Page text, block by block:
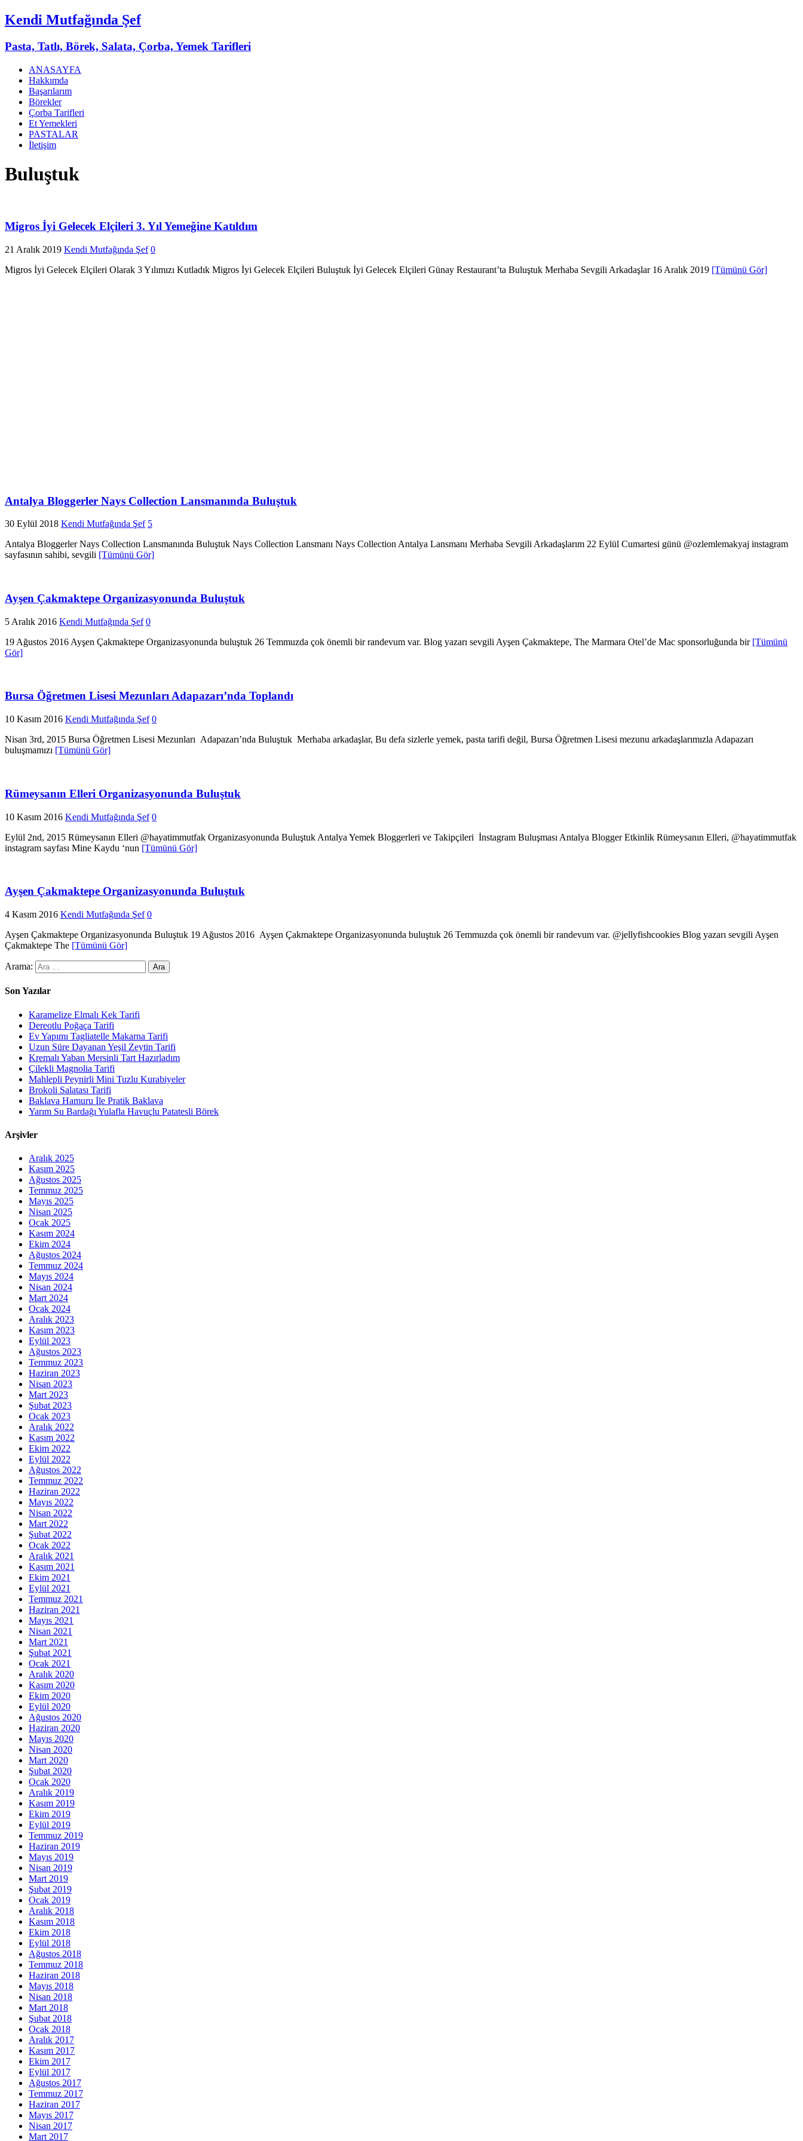
Kendi Mutfağında Şef
Pasta, Tatlı, Börek, Salata, Çorba, Yemek Tarifleri
ANASAYFA
Hakkımda
Başarılarım
Börekler
Çorba Tarifleri
Et Yemekleri
PASTALAR
İletişim
Buluştuk
Migros İyi Gelecek Elçileri 3. Yıl Yemeğine Katıldım
21 Aralık 2019 Kendi Mutfağında Şef 0
Migros İyi Gelecek Elçileri Olarak 3 Yılımızı Kutladık Migros İyi Gelecek Elçileri Buluştuk İyi Gelecek Elçileri Günay Restaurant’ta Buluştuk Merhaba Sevgili Arkadaşlar 16 Aralık 2019 [Tümünü Gör]
Antalya Bloggerler Nays Collection Lansmanında Buluştuk
30 Eylül 2018 Kendi Mutfağında Şef 5
Antalya Bloggerler Nays Collection Lansmanında Buluştuk Nays Collection Lansmanı Nays Collection Antalya Lansmanı Merhaba Sevgili Arkadaşlarım 22 Eylül Cumartesi günü @ozlemlemakyaj instagram
sayfasının sahibi, sevgili [Tümünü Gör]
Ayşen Çakmaktepe Organizasyonunda Buluştuk
5 Aralık 2016 Kendi Mutfağında Şef 0
19 Ağustos 2016 Ayşen Çakmaktepe Organizasyonunda buluştuk 26 Temmuzda çok önemli bir randevum var. Blog yazarı sevgili Ayşen Çakmaktepe, The Marmara Otel’de Mac sponsorluğunda bir [Tümünü
Gör]
Bursa Öğretmen Lisesi Mezunları Adapazarı’nda Toplandı
10 Kasım 2016 Kendi Mutfağında Şef 0
Nisan 3rd, 2015 Bursa Öğretmen Lisesi Mezunları Adapazarı’nda Buluştuk Merhaba arkadaşlar, Bu defa sizlerle yemek, pasta tarifi değil, Bursa Öğretmen Lisesi mezunu arkadaşlarımızla Adapazarı
buluşmamızı [Tümünü Gör]
Rümeysanın Elleri Organizasyonunda Buluştuk
10 Kasım 2016 Kendi Mutfağında Şef 0
Eylül 2nd, 2015 Rümeysanın Elleri @hayatimmutfak Organizasyonunda Buluştuk Antalya Yemek Bloggerleri ve Takipçileri İnstagram Buluşması Antalya Blogger Etkinlik Rümeysanın Elleri, @hayatimmutfak
instagram sayfası Mine Kaydu ‘nun [Tümünü Gör]
Ayşen Çakmaktepe Organizasyonunda Buluştuk
4 Kasım 2016 Kendi Mutfağında Şef 0
Ayşen Çakmaktepe Organizasyonunda Buluştuk 19 Ağustos 2016 Ayşen Çakmaktepe Organizasyonunda buluştuk 26 Temmuzda çok önemli bir randevum var. @jellyfishcookies Blog yazarı sevgili Ayşen
Çakmaktepe The [Tümünü Gör]
Arama:
Son Yazılar
Karamelize Elmalı Kek Tarifi
Dereotlu Poğaça Tarifi
Ev Yapımı Tagliatelle Makarna Tarifi
Uzun Süre Dayanan Yeşil Zeytin Tarifi
Kremalı Yaban Mersinli Tart Hazırladım
Çilekli Magnolia Tarifi
Mahlepli Peynirli Mini Tuzlu Kurabiyeler
Brokoli Salatası Tarifi
Baklava Hamuru İle Pratik Baklava
Yarım Su Bardağı Yulafla Havuçlu Patatesli Börek
Arşivler
Aralık 2025
Kasım 2025
Ağustos 2025
Temmuz 2025
Mayıs 2025
Nisan 2025
Ocak 2025
Kasım 2024
Ekim 2024
Ağustos 2024
Temmuz 2024
Mayıs 2024
Nisan 2024
Mart 2024
Ocak 2024
Aralık 2023
Kasım 2023
Eylül 2023
Ağustos 2023
Temmuz 2023
Haziran 2023
Nisan 2023
Mart 2023
Şubat 2023
Ocak 2023
Aralık 2022
Kasım 2022
Ekim 2022
Eylül 2022
Ağustos 2022
Temmuz 2022
Haziran 2022
Mayıs 2022
Nisan 2022
Mart 2022
Şubat 2022
Ocak 2022
Aralık 2021
Kasım 2021
Ekim 2021
Eylül 2021
Temmuz 2021
Haziran 2021
Mayıs 2021
Nisan 2021
Mart 2021
Şubat 2021
Ocak 2021
Aralık 2020
Kasım 2020
Ekim 2020
Eylül 2020
Ağustos 2020
Haziran 2020
Mayıs 2020
Nisan 2020
Mart 2020
Şubat 2020
Ocak 2020
Aralık 2019
Kasım 2019
Ekim 2019
Eylül 2019
Temmuz 2019
Haziran 2019
Mayıs 2019
Nisan 2019
Mart 2019
Şubat 2019
Ocak 2019
Aralık 2018
Kasım 2018
Ekim 2018
Eylül 2018
Ağustos 2018
Temmuz 2018
Haziran 2018
Mayıs 2018
Nisan 2018
Mart 2018
Şubat 2018
Ocak 2018
Aralık 2017
Kasım 2017
Ekim 2017
Eylül 2017
Ağustos 2017
Temmuz 2017
Haziran 2017
Mayıs 2017
Nisan 2017
Mart 2017